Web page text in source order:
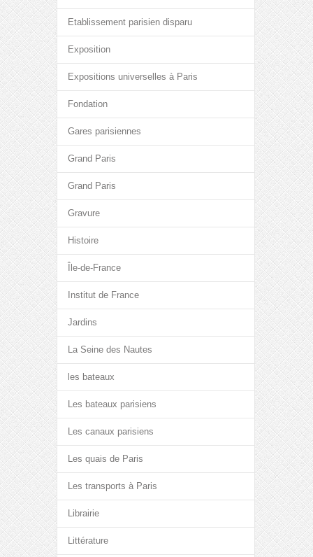
Etablissement parisien disparu
Exposition
Expositions universelles à Paris
Fondation
Gares parisiennes
Grand Paris
Grand Paris
Gravure
Histoire
Île-de-France
Institut de France
Jardins
La Seine des Nautes
les bateaux
Les bateaux parisiens
Les canaux parisiens
Les quais de Paris
Les transports à Paris
Librairie
Littérature